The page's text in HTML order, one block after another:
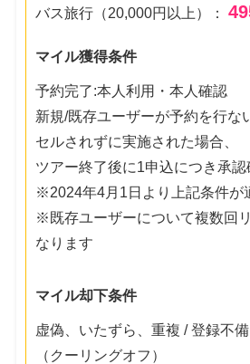
バス旅行（20,000円以上）：
マイル獲得条件
予約完了:本人利用・本人確認
新規/既存ユーザーが予約を行な
セルされずに実施された場合、
ツアー終了後に1申込につき承認
※2024年4月1日より上記条件が
※既存ユーザーについて複数回
なります
マイル却下条件
虚偽、いたずら、重複 / 登録不
（クーリングオフ）